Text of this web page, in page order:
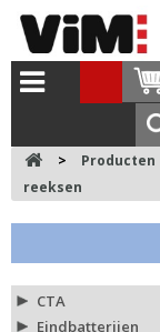
> Producten
reeksen
CTA
Eindbatterijen